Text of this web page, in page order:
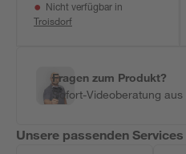
Nicht verfügbar in
Troisdorf
Fragen zum Produkt?
Sofort-Videoberatung
Unsere passenden Services